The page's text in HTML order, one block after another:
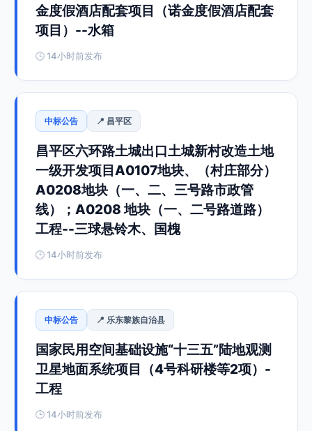
金度假酒店配套项目（诺金度假酒店配套
项目）--水箱
🕒 14小时前发布
中标公告 📍 昌平区
昌平区六环路土城出口土城新村改造土地
一级开发项目A0107地块、（村庄部分）
A0208地块（一、二、三号路市政管
线）；A0208 地块（一、二号路道路）
工程--三球悬铃木、国槐
🕒 14小时前发布
中标公告 📍 乐东黎族自治县
国家民用空间基础设施“十三五”陆地观测
卫星地面系统项目（4号科研楼等2项）-
工程
🕒 14小时前发布